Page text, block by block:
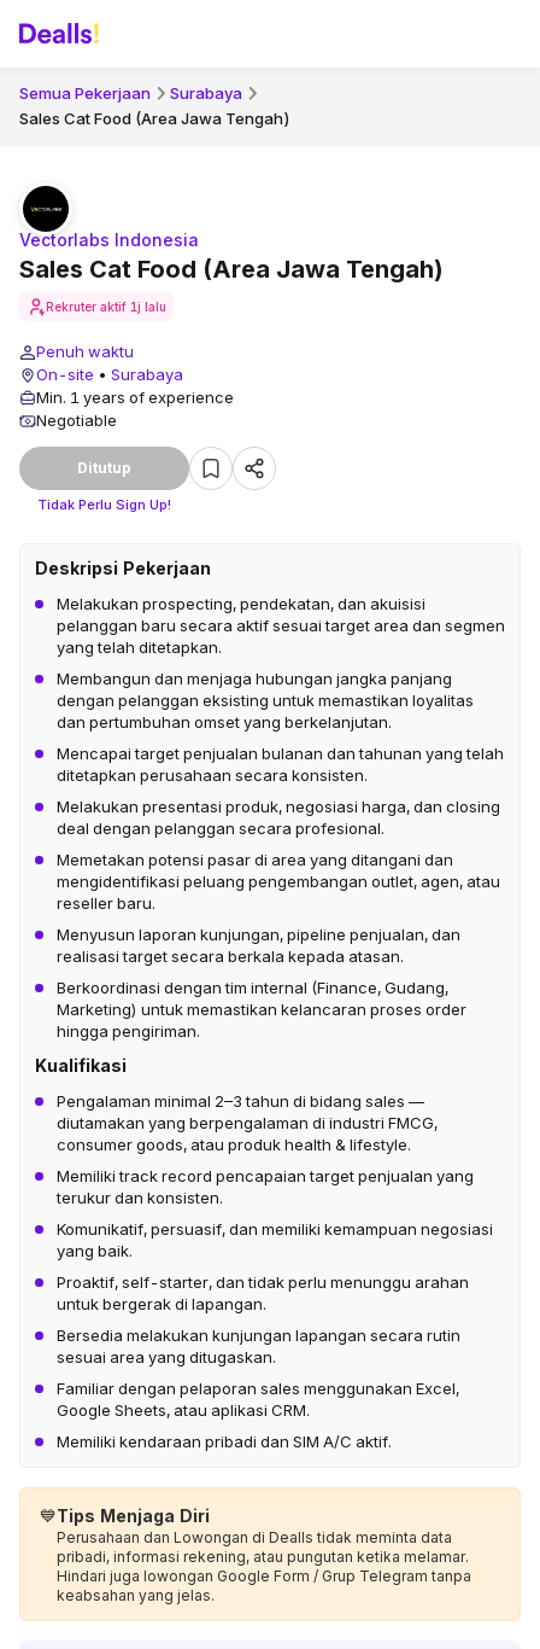
Semua Pekerjaan
Surabaya
Sales Cat Food (Area Jawa Tengah)
Sales Cat Food (Area Jawa Tengah)
Vectorlabs Indonesia
Rekruter aktif 1j lalu
Penuh waktu
On-site • Surabaya
Min. 1 years of experience
Negotiable
Ditutup
Tidak Perlu Sign Up!
Deskripsi Pekerjaan
Melakukan prospecting, pendekatan, dan akuisisi
pelanggan baru secara aktif sesuai target area dan segmen
yang telah ditetapkan.
Membangun dan menjaga hubungan jangka panjang
dengan pelanggan eksisting untuk memastikan loyalitas
dan pertumbuhan omset yang berkelanjutan.
Mencapai target penjualan bulanan dan tahunan yang telah
ditetapkan perusahaan secara konsisten.
Melakukan presentasi produk, negosiasi harga, dan closing
deal dengan pelanggan secara profesional.
Memetakan potensi pasar di area yang ditangani dan
mengidentifikasi peluang pengembangan outlet, agen, atau
reseller baru.
Menyusun laporan kunjungan, pipeline penjualan, dan
realisasi target secara berkala kepada atasan.
Berkoordinasi dengan tim internal (Finance, Gudang,
Marketing) untuk memastikan kelancaran proses order
hingga pengiriman.
Kualifikasi
Pengalaman minimal 2–3 tahun di bidang sales —
diutamakan yang berpengalaman di industri FMCG,
consumer goods, atau produk health & lifestyle.
Memiliki track record pencapaian target penjualan yang
terukur dan konsisten.
Komunikatif, persuasif, dan memiliki kemampuan negosiasi
yang baik.
Proaktif, self-starter, dan tidak perlu menunggu arahan
untuk bergerak di lapangan.
Bersedia melakukan kunjungan lapangan secara rutin
sesuai area yang ditugaskan.
Familiar dengan pelaporan sales menggunakan Excel,
Google Sheets, atau aplikasi CRM.
Memiliki kendaraan pribadi dan SIM A/C aktif.
💙Tips Menjaga Diri
Perusahaan dan Lowongan di Dealls tidak meminta data
pribadi, informasi rekening, atau pungutan ketika melamar.
Hindari juga lowongan Google Form / Grup Telegram tanpa
keabsahan yang jelas.